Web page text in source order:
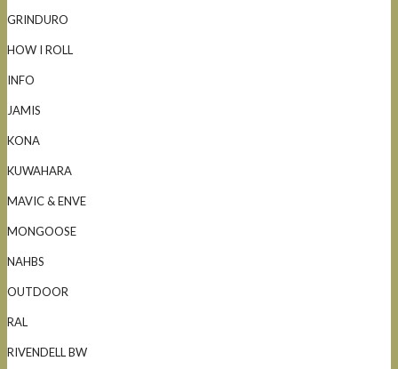
GRINDURO
HOW I ROLL
INFO
JAMIS
KONA
KUWAHARA
MAVIC & ENVE
MONGOOSE
NAHBS
OUTDOOR
RAL
RIVENDELL BW